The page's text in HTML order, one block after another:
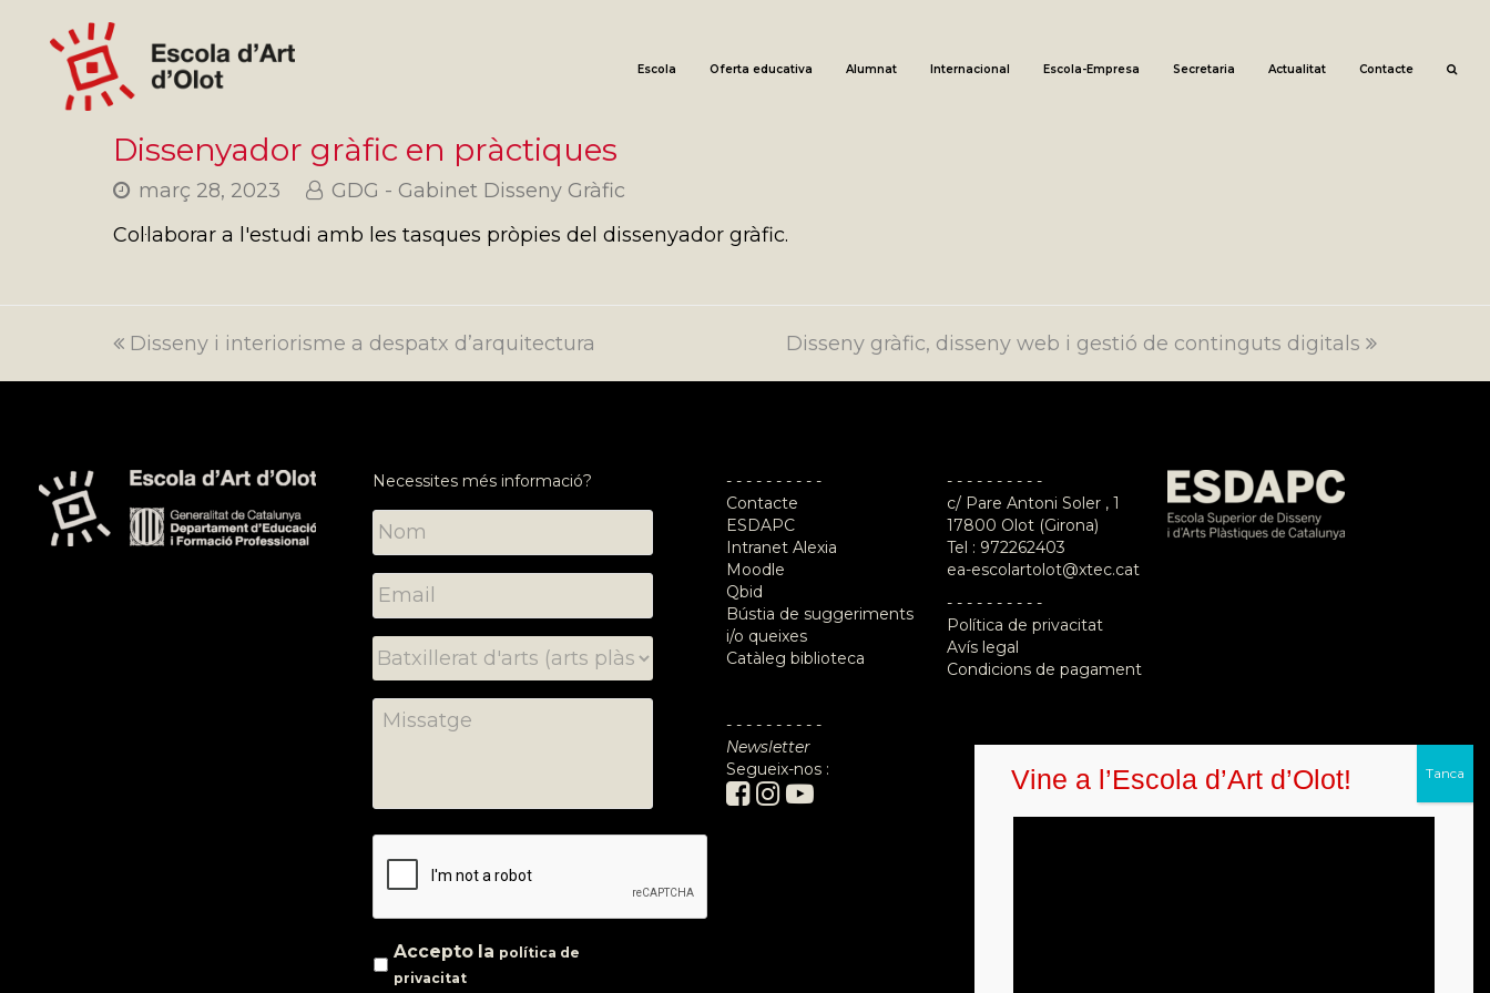
Escola Oferta educativa Alumnat Internacional Escola-Empresa Secretaria Actualitat Contacte
Dissenyador gràfic en pràctiques
març 28, 2023
GDG - Gabinet Disseny Gràfic
Col·laborar a l'estudi amb les tasques pròpies del dissenyador gràfic.
previous
Disseny i interiorisme a despatx d’arquitectura
next
Disseny gràfic, disseny web i gestió de continguts digitals
Necessites més informació?
Accepto la política de
privacitat
- - - - - - - - - -
Contacte
ESDAPC
Intranet Alexia
Moodle
Qbid
Bústia de suggeriments
i/o queixes
Catàleg biblioteca
- - - - - - - - - -
Newsletter
Segueix-nos :
- - - - - - - - - -
c/ Pare Antoni Soler , 1
17800 Olot (Girona)
Tel : 972262403
ea-escolartolot@xtec.cat
- - - - - - - - - -
Política de privacitat
Avís legal
Condicions de pagament
Vine a l’Escola d’Art d’Olot!